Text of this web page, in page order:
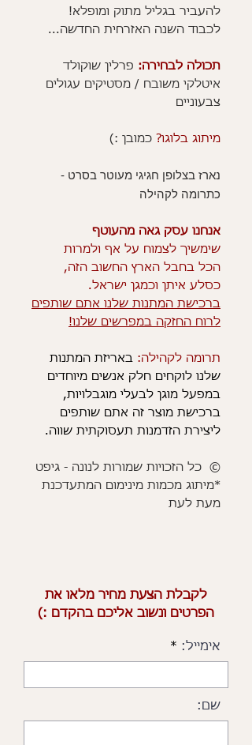
להעביר בגליל מתוק ומופלא!
לכבוד השנה האזרחית החדשה...
תכולה לבחירה: פרלין שוקולד
איטלקי משובח / מסטיקים עגולים
צבעוניים
מיתוג בלוגו? כמובן :)
נארז בצלופן חגיגי מעוטר בסרט -
כתרומה לקהילה
אנחנו עסק גאה מהעוטף
שימשיך לצמוח על אף ולמרות
הכל בחבל הארץ החשוב הזה,
כסלע איתן וכמגן ישראל.
ברכישת המתנות שלנו אתם שותפים
לרוח החזקה במפרשים שלנו!
תרומה לקהילה: באריזת המתנות
שלנו לוקחים חלק אנשים מיוחדים
במפעל מוגן לבעלי מוגבלויות,
ברכישת מוצר זה אתם שותפים
ליצירת הזדמנות תעסוקתית שווה.
© כל הזכויות שמורות לנונה - גיפט
*מיתוג מכמות מינימום המתעדכנת
מעת לעת
לקבלת הצעת מחיר מלאו את
הפרטים ונשוב אליכם בהקדם :)
אימייל:
שם: